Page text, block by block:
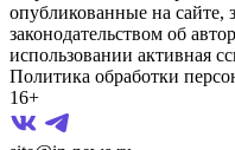
опубликованные на сайте,
законодательством об
использовании активная
Политика обработки
16+